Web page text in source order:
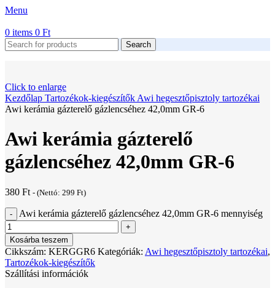
Menu
0 items 0 Ft
Search
Click to enlarge
Kezdőlap Tartozékok-kiegészítők Awi hegesztőpisztoly tartozékai
Awi kerámia gázterelő gázlencséhez 42,0mm GR-6
Awi kerámia gázterelő
gázlencséhez 42,0mm GR-6
380 Ft - (Nettó: 299 Ft)
Awi kerámia gázterelő gázlencséhez 42,0mm GR-6 mennyiség
Kosárba teszem
Cikkszám: KERGGR6 Kategóriák: Awi hegesztőpisztoly tartozékai,
Tartozékok-kiegészítők
Szállítási információk